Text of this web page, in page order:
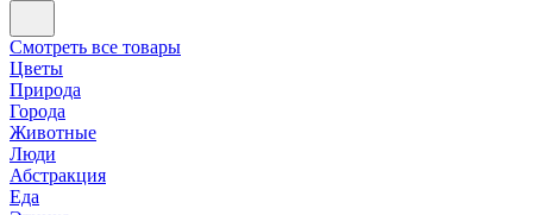
Смотреть все товары
Цветы
Природа
Города
Животные
Люди
Абстракция
Еда